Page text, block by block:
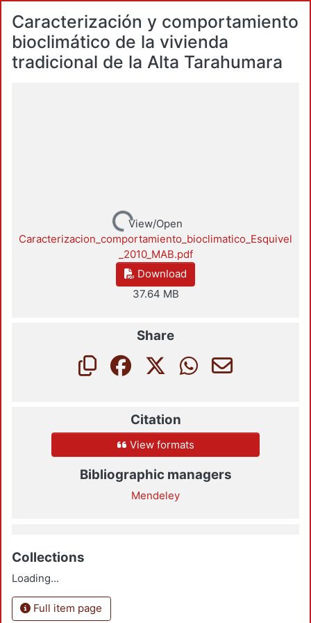
Caracterización y comportamiento
bioclimático de la vivienda
tradicional de la Alta Tarahumara
Loading...
View/Open
Caracterizacion_comportamiento_bioclimatico_Esquivel
_2010_MAB.pdf
Download
37.64 MB
Share
Citation
View formats
Bibliographic managers
Mendeley
Collections
Loading...
Full item page